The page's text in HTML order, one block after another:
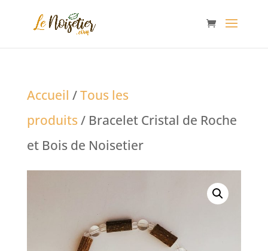
Accueil /Tous les
produits/ Bracelet Cristal de Roche
et Bois de Noisetier